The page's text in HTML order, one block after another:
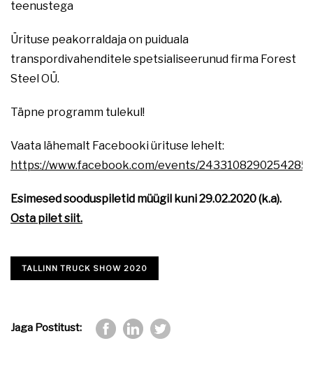
teenustega
Ürituse peakorraldaja on puiduala
transpordivahenditele spetsialiseerunud firma Forest
Steel OÜ.
Täpne programm tulekul!
Vaata lähemalt Facebooki ürituse lehelt:
https://www.facebook.com/events/2433108290254285/
Esimesed sooduspiletid müügil kuni 29.02.2020 (k.a).
Osta pilet siit.
TALLINN TRUCK SHOW 2020
Jaga Postitust: